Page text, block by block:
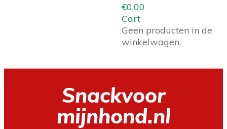
€0,00
Cart
Geen producten in de
winkelwagen.
Snackvoor
mijnhond.nl